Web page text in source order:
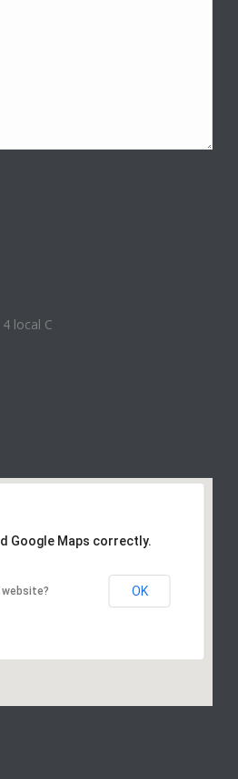
local C
Google Maps correctly.
website? OK